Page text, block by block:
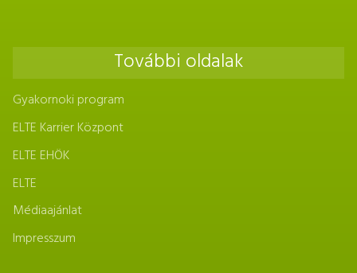
További oldalak
Gyakornoki program
ELTE Karrier Központ
ELTE EHÖK
ELTE
Médiaajánlat
Impresszum